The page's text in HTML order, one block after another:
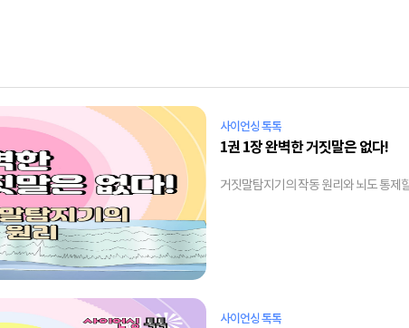
사이언싱 톡톡
1권 1장 완벽한 거짓말은 없다!
거짓말탐지기의 작동 원리와 뇌도 통제
사이언싱 톡톡